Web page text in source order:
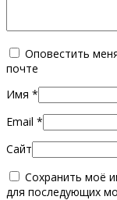
Оповестить
почте
Имя *
Email *
Сайт
Сохранить моё
для последующих